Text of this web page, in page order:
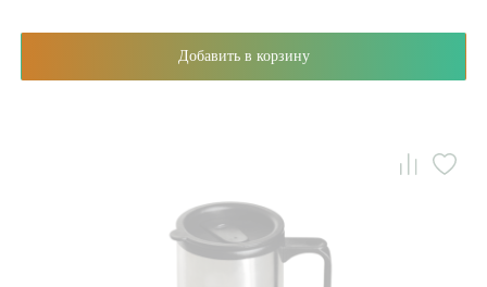
Добавить в корзину